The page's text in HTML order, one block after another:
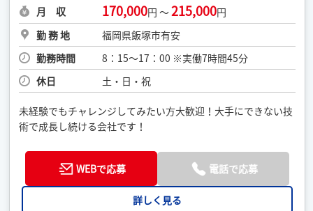
月 収 170,000円 ～215,000円
勤 務 地
福岡県飯塚市有安
勤務時間
8：15〜17：00 ※実働7時間45分
休日
土・日・祝
未経験でもチャレンジしてみたい方大歓迎！大手にできない技
術で成長し続ける会社です！
WEBで応募 電話で応募
詳しく見る